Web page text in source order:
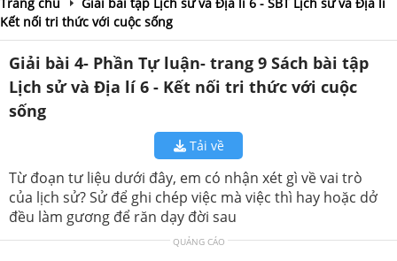
Kết nối tri thức với cuộc sống
Giải bài 4- Phần Tự luận- trang 9 Sách bài tập
Lịch sử và Địa lí 6 - Kết nối tri thức với cuộc
sống
Tải về
Từ đoạn tư liệu dưới đây, em có nhận xét gì về vai trò
của lịch sử? Sử để ghi chép việc mà việc thì hay hoặc dở
đều làm gương để răn dạy đời sau
QUẢNG CÁO